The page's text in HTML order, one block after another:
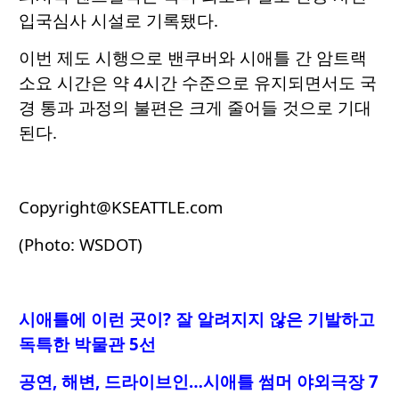
입국심사 시설로 기록됐다.
이번 제도 시행으로 밴쿠버와 시애틀 간 암트랙
소요 시간은 약 4시간 수준으로 유지되면서도 국
경 통과 과정의 불편은 크게 줄어들 것으로 기대
된다.
Copyright@KSEATTLE.com
(Photo: WSDOT)
시애틀에 이런 곳이? 잘 알려지지 않은 기발하고
독특한 박물관 5선
공연, 해변, 드라이브인…시애틀 썸머 야외극장 7